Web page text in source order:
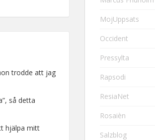
trodde att jag
så detta
hjälpa mitt
MojUppsats
Occident
Pressylta
Rapsodi
ResiaNet
Rosaièn
Salzblog